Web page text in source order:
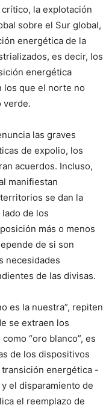
la explotación
sobre el Sur global,
energética de la
es decir, los
energética
los que el norte no
verde.
las graves
de expolio, los
acuerdos. Incluso,
manifiestan
se dan la
de los
más o menos
de si son
necesidades
de las divisas.
es la nuestra”, repiten
se extraen los
“oro blanco”, es
de los dispositivos
energética -
el disparamiento de
el reemplazo de